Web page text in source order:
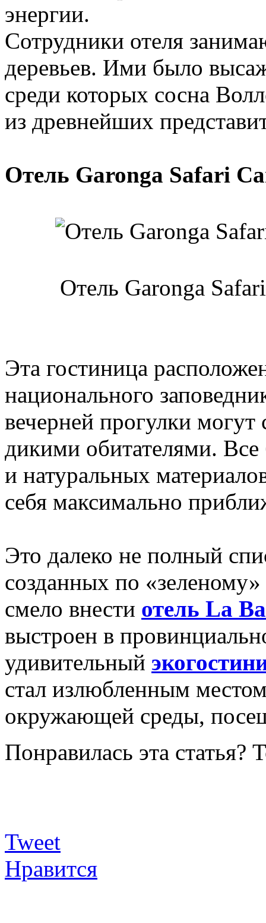
энергии.
Сотрудники отеля
деревьев. Ими было
среди которых сосна
из древнейших
Отель Garonga Safari
Отель Garonga
Эта гостиница
национального
вечерней прогулки могут
дикими обитателями. Все
и натуральных
себя максимально
Это далеко не полный
созданных по
смело внести отель La
выстроен в
удивительный
стал излюбленным
окружающей среды,
Понравилась эта статья?
Tweet
Нравится